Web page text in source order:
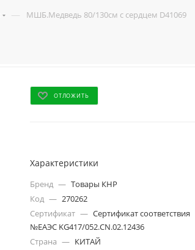
— МШБ.Медведь 80/130см с сердцем D41069
ОТЛОЖИТЬ
Характеристики
Бренд — Товары КНР
Код — 270262
Сертификат — Сертификат соответствия
№ЕАЭС KG417/052.CN.02.12436
Страна — КИТАЙ